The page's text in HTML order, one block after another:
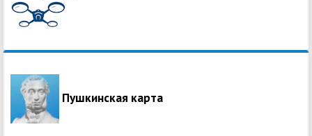
Пушкинская карта